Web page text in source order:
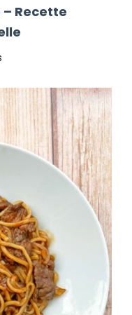
Recette